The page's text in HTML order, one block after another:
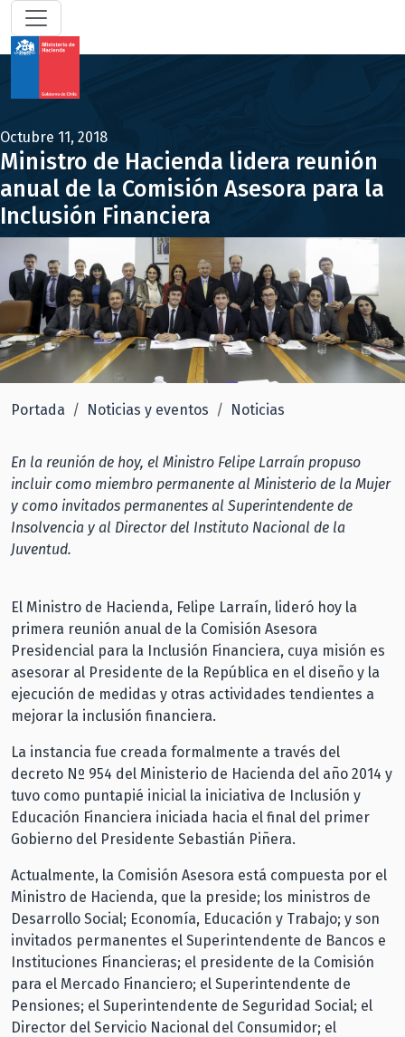
Octubre 11, 2018
Ministro de Hacienda lidera reunión
anual de la Comisión Asesora para la
Inclusión Financiera
Portada Noticias y eventos Noticias
En la reunión de hoy, el Ministro Felipe Larraín propuso
incluir como miembro permanente al Ministerio de la Mujer
y como invitados permanentes al Superintendente de
Insolvencia y al Director del Instituto Nacional de la
Juventud.
El Ministro de Hacienda, Felipe Larraín, lideró hoy la
primera reunión anual de la Comisión Asesora
Presidencial para la Inclusión Financiera, cuya misión es
asesorar al Presidente de la República en el diseño y la
ejecución de medidas y otras actividades tendientes a
mejorar la inclusión financiera.
La instancia fue creada formalmente a través del
decreto Nº 954 del Ministerio de Hacienda del año 2014 y
tuvo como puntapié inicial la iniciativa de Inclusión y
Educación Financiera iniciada hacia el final del primer
Gobierno del Presidente Sebastián Piñera.
Actualmente, la Comisión Asesora está compuesta por el
Ministro de Hacienda, que la preside; los ministros de
Desarrollo Social; Economía, Educación y Trabajo; y son
invitados permanentes el Superintendente de Bancos e
Instituciones Financieras; el presidente de la Comisión
para el Mercado Financiero; el Superintendente de
Pensiones; el Superintendente de Seguridad Social; el
Director del Servicio Nacional del Consumidor; el